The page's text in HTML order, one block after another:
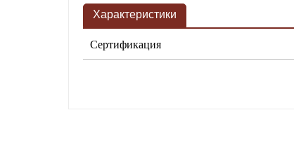
Характеристики
Сертификация